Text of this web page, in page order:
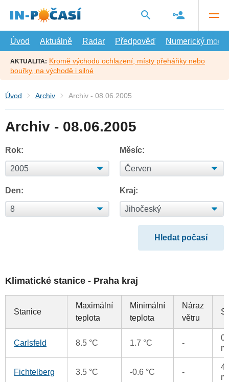
hlavní
Úvod
Aktuálně Radar Předpověď Numerický model
AKTUALITA: Kromě východu ochlazení, místy přeháňky nebo
bouřky, na východě i silné
Úvod Archiv Archiv - 08.06.2005
Archiv - 08.06.2005
Rok: Měsíc:
Den: Kraj:
Klimatické stanice - Praha kraj
Stanice
Maximální
teplota
Minimální
teplota
Náraz
větru
Carlsfeld 8.5 °C 1.7 °C -
Fichtelberg 3.5 °C -0.6 °C -